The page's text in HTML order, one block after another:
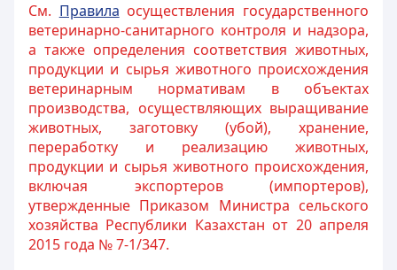
См. Правила осуществления государственного
ветеринарно-санитарного контроля и надзора,
а также определения соответствия животных,
продукции и сырья животного происхождения
ветеринарным нормативам в объектах
производства, осуществляющих выращивание
животных, заготовку (убой), хранение,
переработку и реализацию животных,
продукции и сырья животного происхождения,
включая экспортеров (импортеров),
утвержденные Приказом Министра сельского
хозяйства Республики Казахстан от 20 апреля
2015 года № 7-1/347.